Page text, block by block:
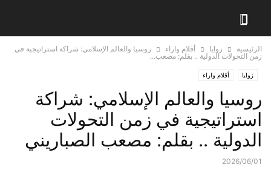
الرئيسية زوايا أقلام واراء
روسيا والعالم الإسلامي: شراكة استراتيجية في
زمن التحولات الدولية .. بقلم: مصعب...
زوايا أقلام واراء
روسيا والعالم الإسلامي: شراكة
استراتيجية في زمن التحولات
الدولية .. بقلم: مصعب الصباريني
2026/06/01